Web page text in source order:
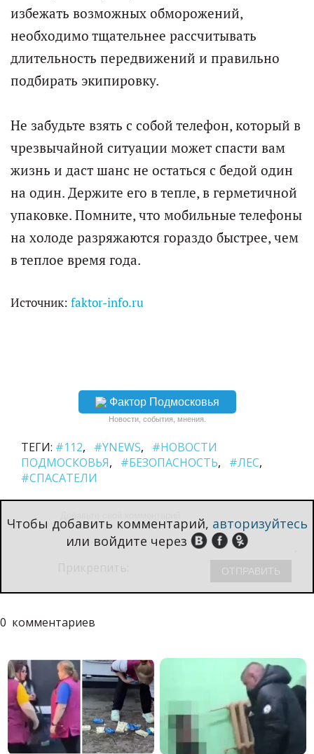
избежать возможных обморожений,
необходимо тщательнее рассчитывать
длительность передвижений и правильно
подбирать экипировку.
Не забудьте взять с собой телефон, который в
чрезвычайной ситуации может спасти вам
жизнь и даст шанс не остаться с бедой один
на один. Держите его в тепле, в герметичной
упаковке. Помните, что мобильные телефоны
на холоде разряжаются гораздо быстрее, чем
в теплое время года.
Источник: faktor-info.ru
Фактор Подмосковья
Новости, события, мнения.
ТЕГИ: #112 #YNEWS
#НОВОСТИ
ПОДМОСКОВЬЯ
#БЕЗОПАСНОСТЬ
#ЛЕС
#СПАСАТЕЛИ
Чтобы добавить комментарий, авторизуйтесь
или войдите через
0 комментариев